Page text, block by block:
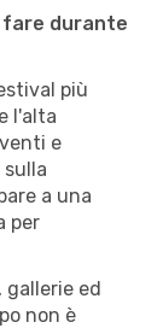
fare durante
più
l'alta
e
a una
per
gallerie ed
non è